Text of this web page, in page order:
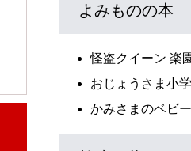
よみものの本
怪盗クイーン 楽
おじょうさま小
かみさまのベビ